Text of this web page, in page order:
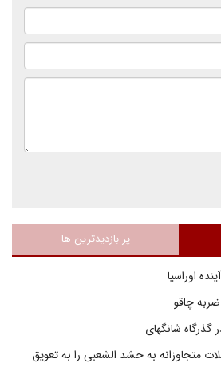
پر بازدیدترین ها
اوراسیا
چاقو
گذرگاه شانگهای
متجاوزانه به حشد الشعبی را به تعویق